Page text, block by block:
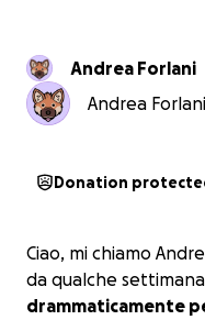
Andrea Forlani
Andrea
Donation
Ciao, mi chiamo
da qualche
drammaticamente